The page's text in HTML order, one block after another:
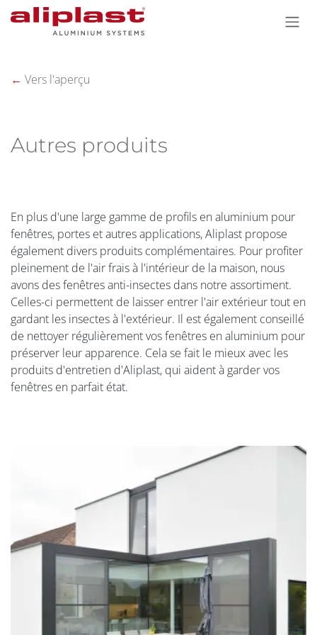
Se rendre au contenu
← Vers l'aperçu
Autres produits
En plus d'une large gamme de profils en aluminium pour
fenêtres, portes et autres applications, Aliplast propose
également divers produits complémentaires. Pour profiter
pleinement de l'air frais à l'intérieur de la maison, nous
avons des fenêtres anti-insectes dans notre assortiment.
Celles-ci permettent de laisser entrer l'air extérieur tout en
gardant les insectes à l'extérieur. Il est également conseillé
de nettoyer régulièrement vos fenêtres en aluminium pour
préserver leur apparence. Cela se fait le mieux avec les
produits d'entretien d'Aliplast, qui aident à garder vos
fenêtres en parfait état.